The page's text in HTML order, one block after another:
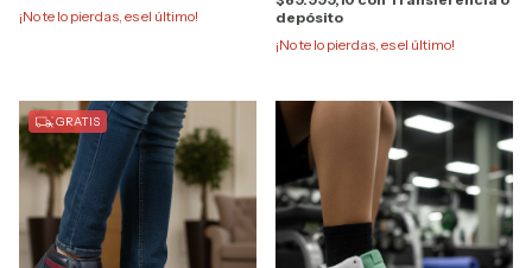
¡No te lo pierdas, es el último!
depósito
¡No te lo pierdas, es el último!
GRATIS